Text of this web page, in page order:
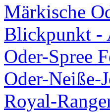
Märkische
Blickpunkt -
Oder-Spree
Oder-Neiße-
Royal-